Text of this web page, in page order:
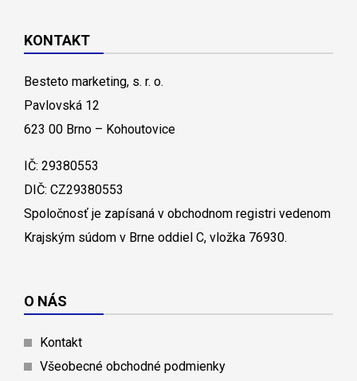
KONTAKT
Besteto marketing, s. r. o.
Pavlovská 12
623 00 Brno – Kohoutovice
IČ: 29380553
DIČ: CZ29380553
Spoločnosť je zapísaná v obchodnom registri vedenom
Krajským súdom v Brne oddiel C, vložka 76930.
O NÁS
Kontakt
Všeobecné obchodné podmienky